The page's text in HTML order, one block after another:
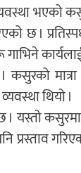
भएको
छ ।
गाभिने
कसुरको
थियो ।
। यस्तो
प्रस्ताव